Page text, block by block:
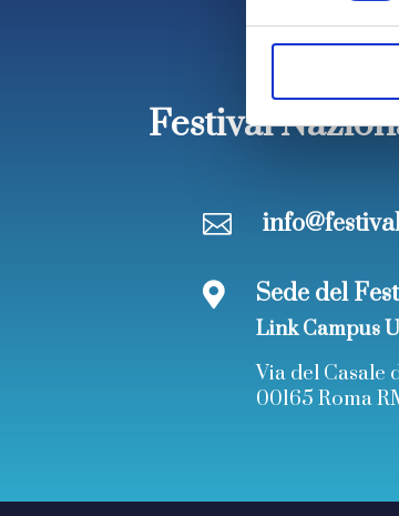
Festival

 Sede del
Link Campus
Via del Casale
00165 Roma